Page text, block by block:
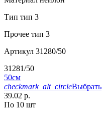
Тип тип 3
Прочее тип 3
Артикул 31280/50
31281/50
50см
checkmark_alt_circleВыбрать
39.02 р.
По 10 шт